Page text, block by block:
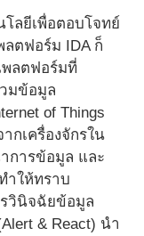
ลยีเพื่อตอบโจทย์
ตฟอร์ม IDA ก็
ลตฟอร์มที่
มข้อมูล
of Things
กเครื่องจักรใน
การข้อมูล และ
ำให้ทราบ
วินิจฉัยข้อมูล
& React) นำ